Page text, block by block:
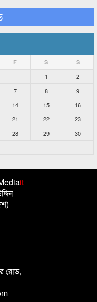
F S S
1
2
7 8
9
14 15
16
21 22
23
28 29
30
it
রোড,